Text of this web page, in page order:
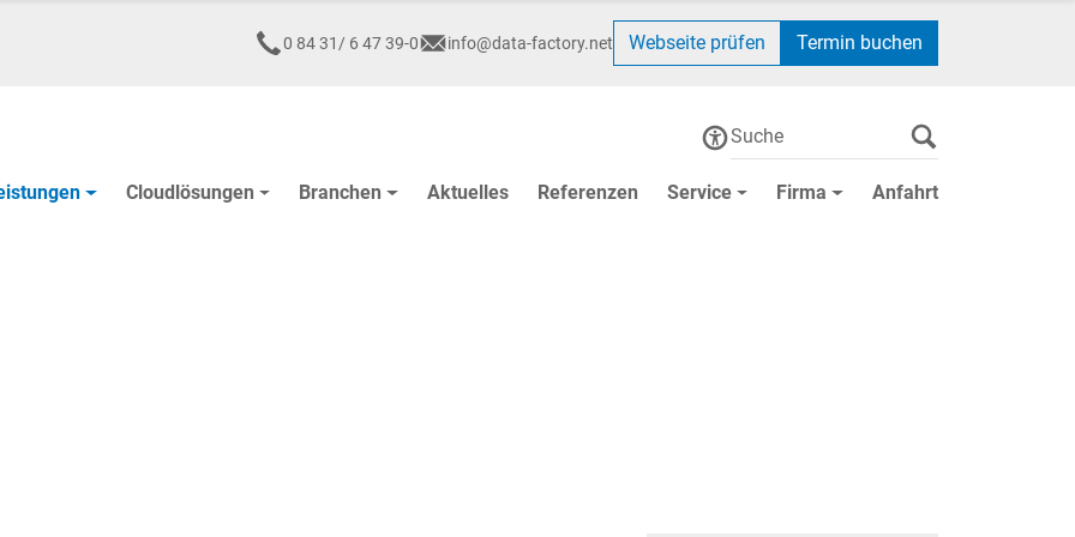
0 84 31/ 6 47 39-0 info@data-factory.net Webseite prüfen Termin buchen
Cloudlösungen Branchen Aktuelles Referenzen Service Firma Anfahrt